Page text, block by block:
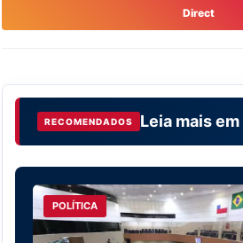
Direct
RECOMENDADOS Leia mais em
POLÍTICA